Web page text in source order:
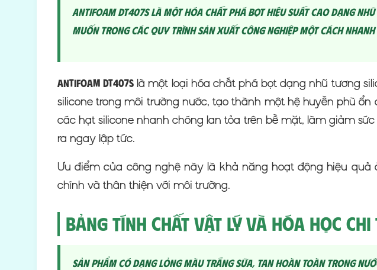
Antifoam DT407S là một hóa chất phá bọt hiệu suất cao dạng
muốn trong các quy trình sản xuất công nghiệp một cách nhanh
Antifoam DT407S là một loại hóa chất phá bọt dạng nhũ tương
silicone trong môi trường nước, tạo thành một hệ huyền phù
các hạt silicone nhanh chóng lan tỏa trên bề mặt, làm giảm
ra ngay lập tức.
Ưu điểm của công nghệ này là khả năng hoạt động hiệu
chính và thân thiện với môi trường.
Bảng Tính Chất Vật Lý và Hóa Học Chi
Sản phẩm có dạng lỏng màu trắng sữa, tan hoàn toàn trong